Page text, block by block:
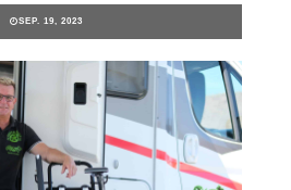
SEP. 19, 2023